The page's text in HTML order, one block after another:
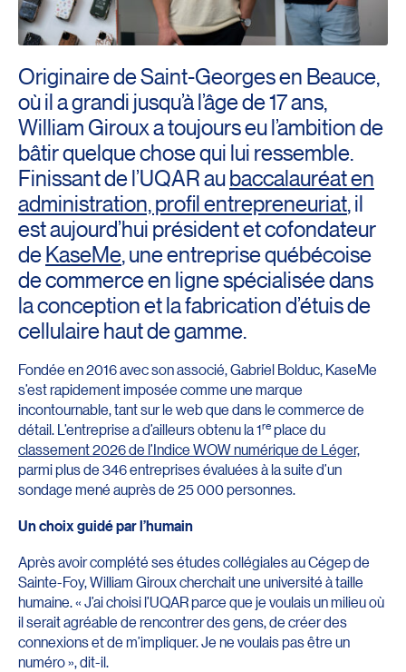
Originaire de Saint-Georges en Beauce,
où il a grandi jusqu’à l’âge de 17 ans,
William Giroux a toujours eu l’ambition de
bâtir quelque chose qui lui ressemble.
Finissant de l’UQAR aubaccalauréat en
administration, profil entrepreneuriat , il
est aujourd’hui président et cofondateur
deKaseMe , une entreprise québécoise
de commerce en ligne spécialisée dans
la conception et la fabrication d’étuis de
cellulaire haut de gamme.
Fondée en 2016 avec son associé, Gabriel Bolduc, KaseMe
s’est rapidement imposée comme une marque
incontournable, tant sur le web que dans le commerce de
détail. L’entreprise a d’ailleurs obtenu la 1replace du
classement 2026 de l’Indice WOW numérique de Léger,
parmi plus de 346 entreprises évaluées à la suite d’un
sondage mené auprès de 25 000 personnes.
Un choix guidé par l’humain
Après avoir complété ses études collégiales au Cégep de
Sainte-Foy, William Giroux cherchait une université à taille
humaine. « J’ai choisi l’UQAR parce que je voulais un milieu où
il serait agréable de rencontrer des gens, de créer des
connexions et de m’impliquer. Je ne voulais pas être un
numéro », dit-il.